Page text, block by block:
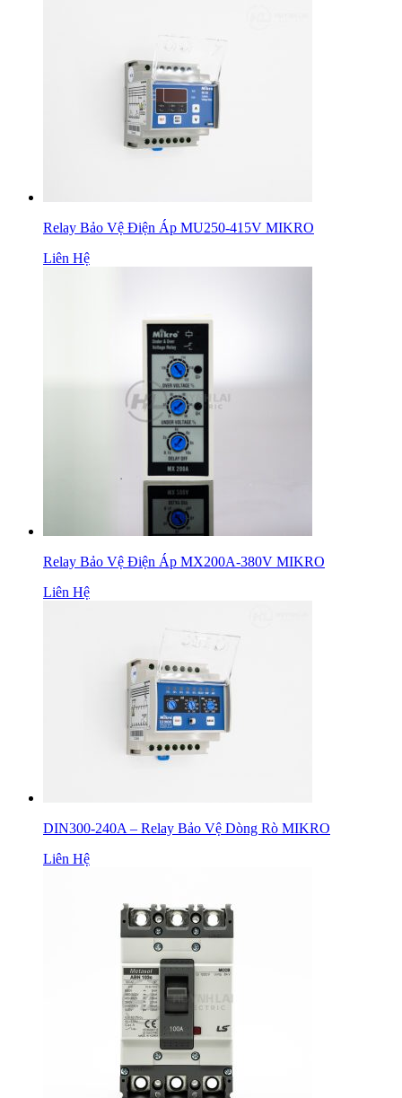
Relay Bảo Vệ Điện Áp MU250-415V MIKRO
Liên Hệ
Relay Bảo Vệ Điện Áp MX200A-380V MIKRO
Liên Hệ
DIN300-240A – Relay Bảo Vệ Dòng Rò MIKRO
Liên Hệ